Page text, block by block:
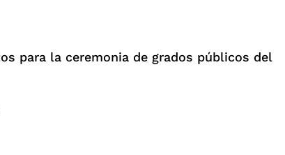
para la ceremonia de grados públicos del